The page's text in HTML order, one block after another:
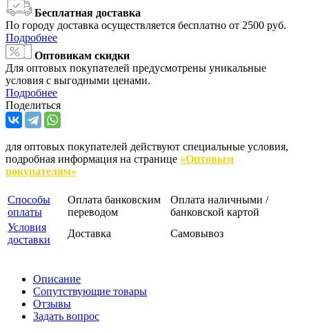
Бесплатная доставка
По городу доставка осуществляется бесплатно от 2500 руб.
Подробнее
Оптовикам скидки
Для оптовых покупателей предусмотрены уникальные
условия с выгодными ценами.
Подробнее
Поделиться
для оптовых покупателей действуют специальные условия,
подробная информация на странице «Оптовым
покупателям»
Способы
оплаты
Оплата банковским
переводом
Оплата наличными /
банковской картой
Условия
доставки
Доставка Самовывоз
Описание
Сопутствующие товары
Отзывы
Задать вопрос